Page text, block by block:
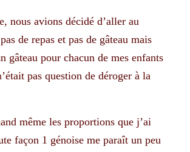
nous avions décidé d’aller au
de repas et pas de gâteau mais
gâteau pour chacun de mes enfants
pas question de déroger à la
même les proportions que j’ai
façon 1 génoise me paraît un peu